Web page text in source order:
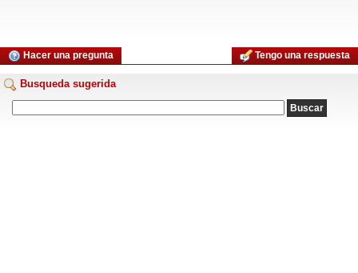
Hacer una pregunta Tengo una respuesta
Busqueda sugerida